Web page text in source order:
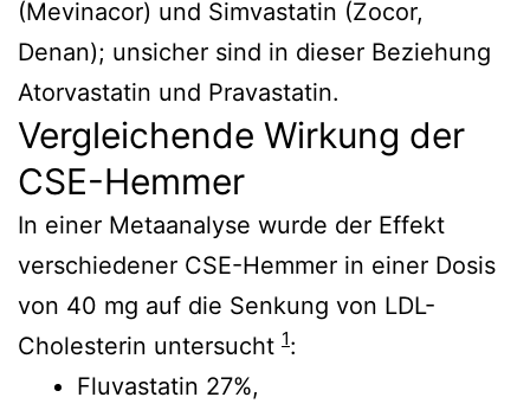
(Mevinacor) und Simvastatin (Zocor,
Denan); unsicher sind in dieser Beziehung
Atorvastatin und Pravastatin.
Vergleichende Wirkung der
CSE-Hemmer
In einer Metaanalyse wurde der Effekt
verschiedener CSE-Hemmer in einer Dosis
von 40 mg auf die Senkung von LDL-
Cholesterin untersucht 1:
Fluvastatin 27%,